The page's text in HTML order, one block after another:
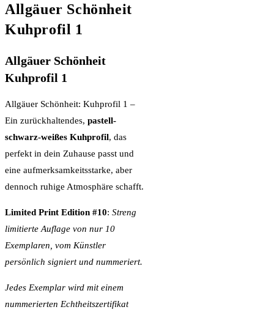
Allgäuer Schönheit
Kuhprofil 1
Allgäuer Schönheit
Kuhprofil 1
Allgäuer Schönheit: Kuhprofil 1 –
Ein zurückhaltendes, pastell-
schwarz-weißes Kuhprofil, das
perfekt in dein Zuhause passt und
eine aufmerksamkeitsstarke, aber
dennoch ruhige Atmosphäre schafft.
Limited Print Edition #10: Streng
limitierte Auflage von nur 10
Exemplaren, vom Künstler
persönlich signiert und nummeriert.
Jedes Exemplar wird mit einem
nummerierten Echtheitszertifikat